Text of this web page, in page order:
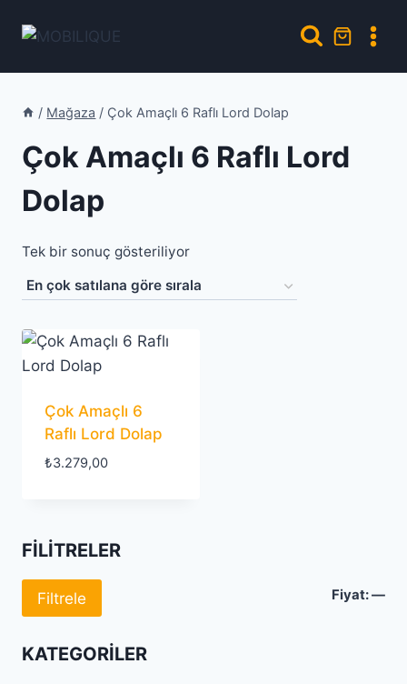
/ Mağaza / Çok Amaçlı 6 Raflı Lord Dolap
Çok Amaçlı 6 Raflı Lord
Dolap
Tek bir sonuç gösteriliyor
Çok Amaçlı 6
Raflı Lord Dolap
₺3.279,00
FILITRELER
En
En
Filtrele Fiyat:—
KATEGORILER